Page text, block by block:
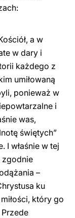
a w
w dary i
każdego z
umiłowaną
ponieważ w
i
was,
świętych”
I właśnie w tej
zgodnie
–
ku
który go